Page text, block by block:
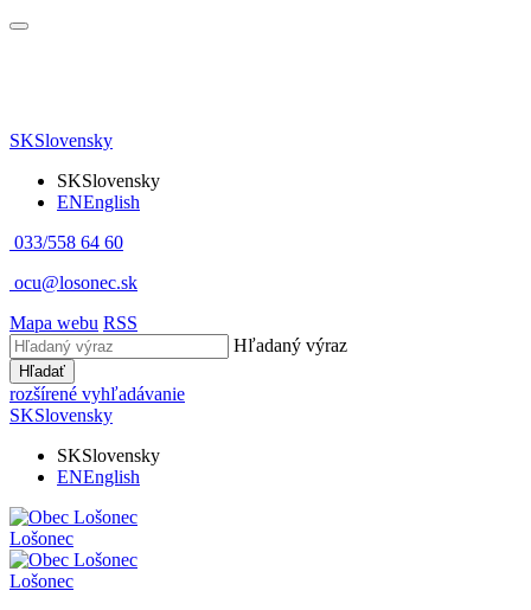
SKSlovensky
SKSlovensky
ENEnglish
033/558 64 60
ocu@losonec.sk
Mapa webu RSS
Hľadaný výraz
Hľadať
rozšírené vyhľadávanie
SKSlovensky
SKSlovensky
ENEnglish
Lošonec
Lošonec